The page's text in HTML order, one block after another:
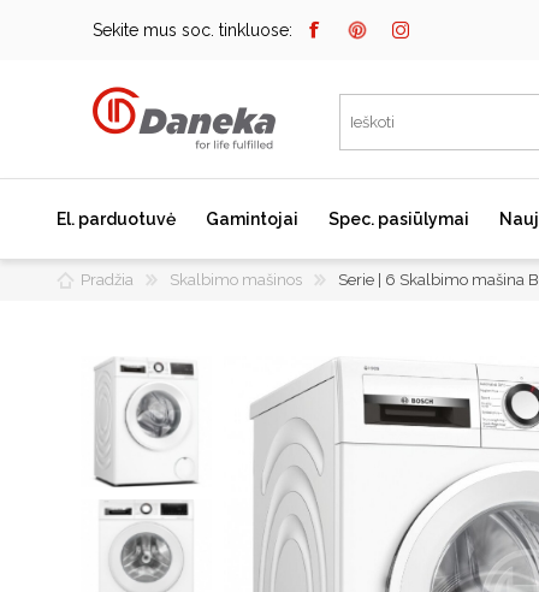
Sekite mus soc. tinkluose:
El. parduotuvė
Indukcinės kaitlentės
Dujinės kaitlentės
Elektrinės kaitlentės
Domino kaitlentės
Kaitlenčių priedai
aparatai
Gamintojai
Dunavox
Falmec
JURA
Franke
Spec. pasiūlymai
Pradžia Skalbimo mašinos Serie | 6 Skalbimo mašina